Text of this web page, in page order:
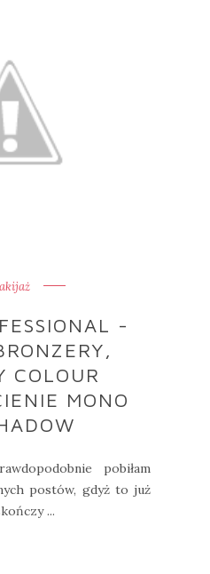
-
COLOUR
MONO
pobiłam
postów, gdyż to już
...